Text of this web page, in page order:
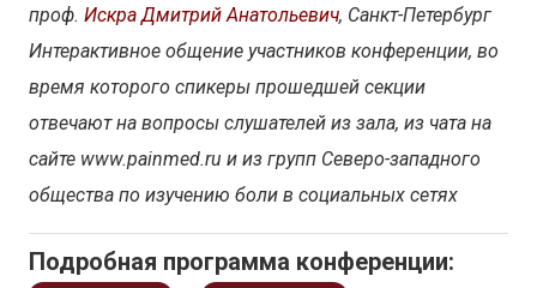
проф. Искра Дмитрий Анатольевич, Санкт-Петербург
Интерактивное общение участников конференции, во
время которого спикеры прошедшей секции
отвечают на вопросы слушателей из зала, из чата на
сайте www.painmed.ru и из групп Северо-западного
общества по изучению боли в социальных сетях
Подробная программа конференции: